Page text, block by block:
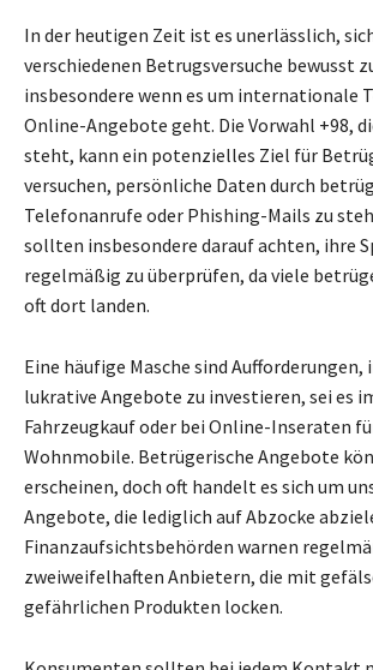
In der heutigen Zeit ist es unerlässlich,
verschiedenen Betrugsversuche bewusst
insbesondere wenn es um internationale
Online-Angebote geht. Die Vorwahl +98,
steht, kann ein potenzielles Ziel für
versuchen, persönliche Daten durch
Telefonanrufe oder Phishing-Mails zu
sollten insbesondere darauf achten, ihre
regelmäßig zu überprüfen, da viele
oft dort landen.
Eine häufige Masche sind
lukrative Angebote zu investieren, sei es
Fahrzeugkauf oder bei Online-Inseraten
Wohnmobile. Betrügerische Angebote
erscheinen, doch oft handelt es sich um
Angebote, die lediglich auf Abzocke
Finanzaufsichtsbehörden warnen
zweiweifelhaften Anbietern, die mit
gefährlichen Produkten locken.